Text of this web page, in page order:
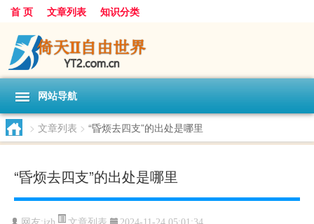
首 页 文章列表 知识分类
网站导航
> 文章列表 > “昏烦去四支”的出处是哪里
“昏烦去四支”的出处是哪里